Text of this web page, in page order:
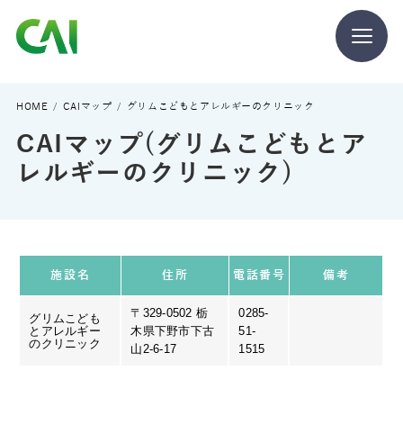
CAIとは
CAIを目指す方へ
CAIマガジン
HOME CAIマップ グリムこどもとアレルギーのクリニック
CAIマップ(グリムこどもとア
レルギーのクリニック)
施設名 住所 電話番号 備考
グリムこども
とアレルギー
のクリニック
〒329-0502 栃
木県下野市下古
山2-6-17
0285-
51-
1515